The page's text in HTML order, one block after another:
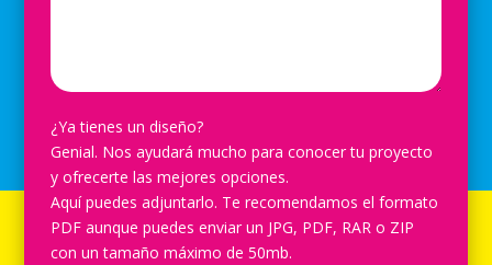
¿Ya tienes un diseño?
Genial. Nos ayudará mucho para conocer tu proyecto
y ofrecerte las mejores opciones.
Aquí puedes adjuntarlo. Te recomendamos el formato
PDF aunque puedes enviar un JPG, PDF, RAR o ZIP
con un tamaño máximo de 50mb.